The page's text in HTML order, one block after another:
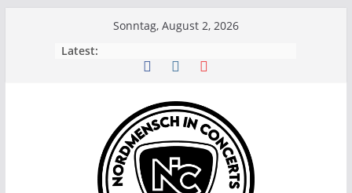
Sonntag, August 2, 2026
Latest: